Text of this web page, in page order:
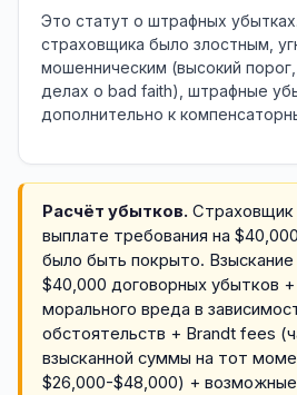
Это статут о штрафных
страховщика было злостным,
мошенническим (высокий
делах о bad faith), штрафные
дополнительно к
Расчёт убытков. Страховщик
выплате требования на
было быть покрыто.
$40,000 договорных убытков
морального вреда в
обстоятельств + Brandt fees
взысканной суммы на тот
$26,000-$48,000) +